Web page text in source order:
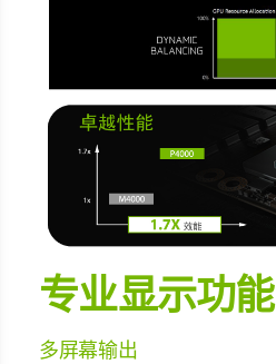
专业显示功能
多屏幕输出